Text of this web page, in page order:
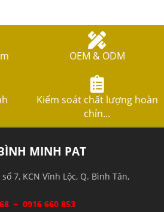
OEM & ODM
Kiểm soát chất lượng hoàn
chỉn...
MINH PAT
7, KCN Vĩnh Lộc, Q. Bình Tân,
– 0916 660 853